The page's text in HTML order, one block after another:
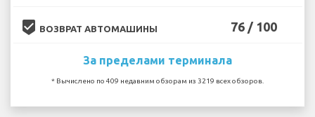
beenhere ВОЗВРАТ АВТОМАШИНЫ 76 / 100
За пределами терминала
* Вычислено по 409 недавним обзорам из 3219 всех обзоров.